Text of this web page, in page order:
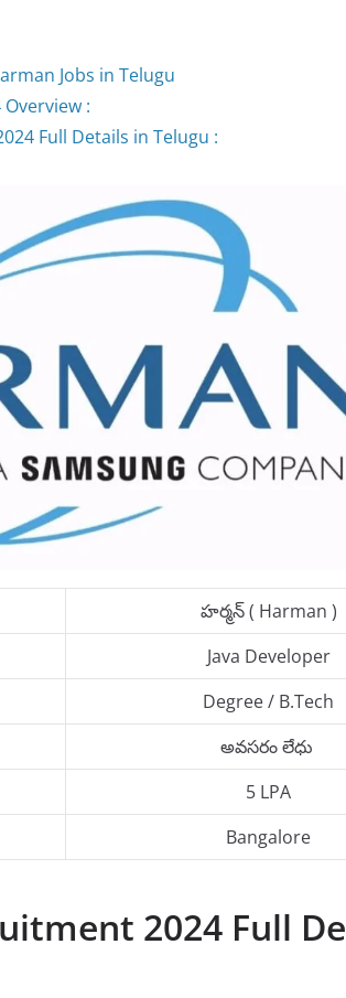
Jobs in Telugu
:
Full Details in Telugu :
హర్మన్ ( Harman )
Java Developer
Degree / B.Tech
అవసరం లేధు
5 LPA
Bangalore
2024 Full